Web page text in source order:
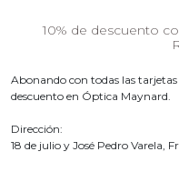
10% de descuento
Abonando con todas las
descuento en Óptica Maynard.
Dirección:
18 de julio y José Pedro Varela,